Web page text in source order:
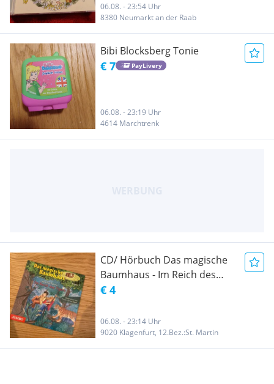
06.08. - 23:54 Uhr
8380 Neumarkt an der Raab
Bibi Blocksberg Tonie
€ 7 PayLivery
06.08. - 23:19 Uhr
4614 Marchtrenk
CD/ Hörbuch Das magische
Baumhaus - Im Reich des
Tigers Folge 17 deutsch
€ 4
06.08. - 23:14 Uhr
9020 Klagenfurt, 12.Bez.:St. Martin